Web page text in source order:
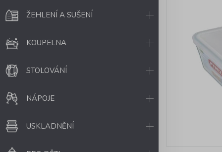
ŽEHLENÍ A SUŠENÍ
KOUPELNA
STOLOVÁNÍ
NÁPOJE
USKLADNĚNÍ